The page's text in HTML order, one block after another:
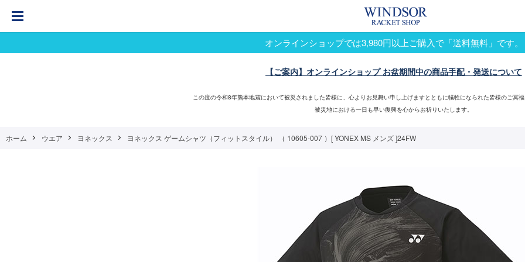
オンラインショップでは3,980円以上ご購入で「送料無料」です。
【ご案内】オンラインショップ お盆期間中の商品手配・発送について
この度の令和8年熊本地震において被災されました皆様に、心よりお見舞い申し上げますとともに犠牲になられた皆様のご冥福
被災地における一日も早い復興を心からお祈りいたします。
ホーム ウエア ヨネックス ヨネックス ゲームシャツ（フィットスタイル） （ 10605-007 ）[ YONEX MS メンズ ]24FW